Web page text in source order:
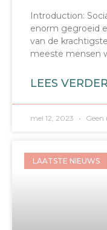
Introduction:
enorm gegroeid
van de
meeste mensen
LEES
mei 12, 2023 Geen
LAATSTE NIEUWS